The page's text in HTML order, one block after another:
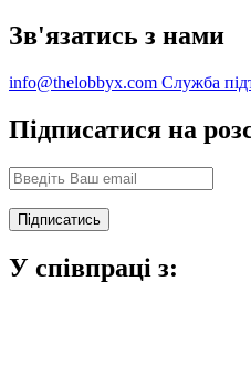
Зв'язатись з нами
info@thelobbyx.com Служба
Підписатися на
У співпраці з: